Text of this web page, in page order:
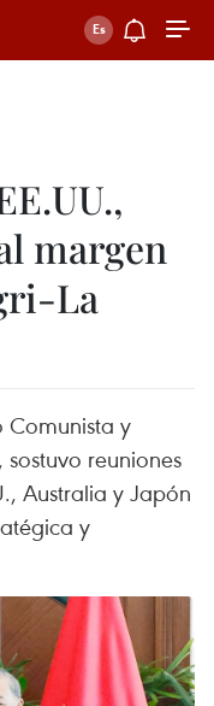
margen
La
Comunista y
reuniones
Australia y Japón
y